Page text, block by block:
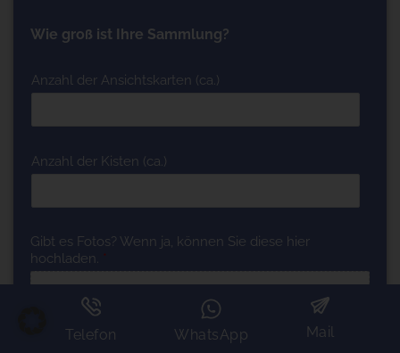
Telefon WhatsApp Mail
Wie groß ist Ihre Sammlung?
Anzahl der Ansichtskarten (ca.)
Anzahl der Kisten (ca.)
Gibt es Fotos? Wenn ja, können Sie diese hier
hochladen. *
Drag & Drop Files,Choose Files to Upload